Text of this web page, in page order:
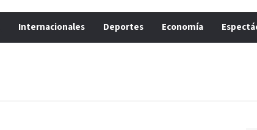
Internacionales Deportes Economía